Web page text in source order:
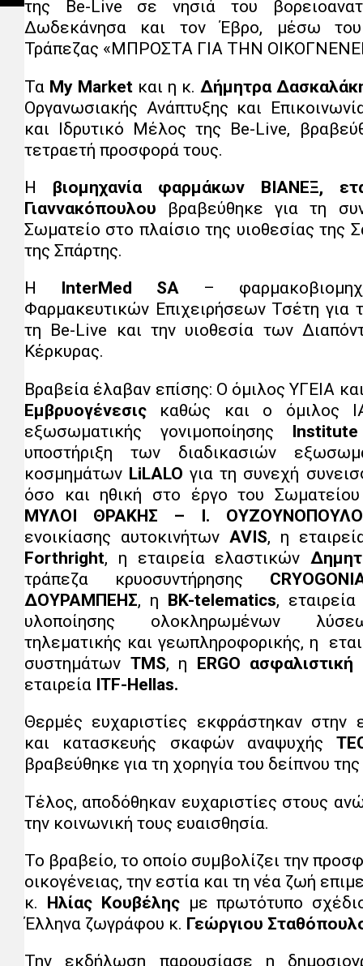
της Be-Live σε νησιά του
Δωδεκάνησα και τον Έβρο, μέσω του
Τράπεζας «ΜΠΡΟΣΤΑ ΓΙΑ ΤΗΝ
Τα My Market και η κ. Δήμητρα
Οργανωσιακής Ανάπτυξης και
και Ιδρυτικό Μέλος της Be-Live,
τετραετή προσφορά τους.
Η βιομηχανία φαρμάκων ΒΙΑΝΕΞ,
Γιαννακόπουλου βραβεύθηκε για τη
Σωματείο στο πλαίσιο της υιοθεσίας της
της Σπάρτης.
Η
InterMed SA –
Φαρμακευτικών Επιχειρήσεων Τσέτη για
τη Be-Live και την υιοθεσία των
Κέρκυρας.
Βραβεία έλαβαν επίσης: Ο όμιλος ΥΓΕΙΑ
Εμβρυογένεσις καθώς και ο όμιλος
εξωσωματικής γονιμοποίησης Institute
υποστήριξη των διαδικασιών
κοσμημάτων LiLALO για τη συνεχή
όσο και ηθική στο έργο του Σωματείου
ΜΥΛΟΙ ΘΡΑΚΗΣ – Ι.
ενοικίασης αυτοκινήτων AVIS, η
Forthright, η εταιρεία ελαστικών
τράπεζα κρυοσυντήρησης
ΔΟΥΡΑΜΠΕΗΣ, η BK-telematics,
υλοποίησης ολοκληρωμένων
τηλεματικής και γεωπληροφορικής, η
συστημάτων TMS, η ERGO ασφαλιστική
εταιρεία ITF-Hellas.
Θερμές ευχαριστίες εκφράστηκαν στην
και κατασκευής σκαφών αναψυχής
βραβεύθηκε για τη χορηγία του δείπνου
Τέλος, αποδόθηκαν ευχαριστίες στους
την κοινωνική τους ευαισθησία.
Το βραβείο, το οποίο συμβολίζει την
οικογένειας, την εστία και τη νέα ζωή
κ. Ηλίας Κουβέληςμε πρωτότυπο
Έλληνα ζωγράφου κ. Γεώργιου
Την εκδήλωση παρουσίασε η